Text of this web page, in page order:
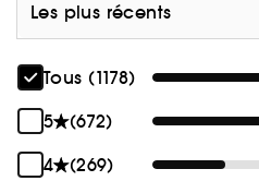
Les plus récents
Tous (1178)
5
(672)
4
(269)